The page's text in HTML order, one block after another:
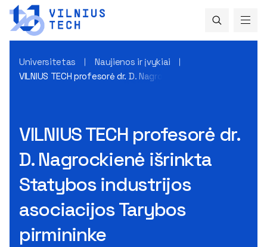
Universitetas
Naujienos ir įvykiai
VILNIUS TECH profesorė dr. D. Nagrockienė išrinkta
VILNIUS TECH profesorė dr.
D. Nagrockienė išrinkta
Statybos industrijos
asociacijos Tarybos
pirmininke